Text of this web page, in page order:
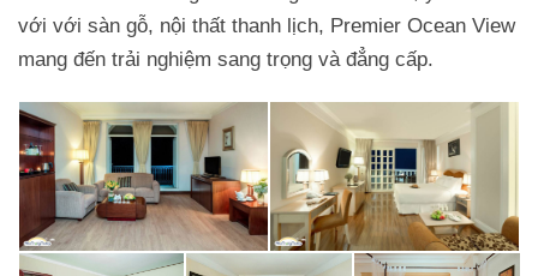
với với sàn gỗ, nội thất thanh lịch, Premier Ocean View
mang đến trải nghiệm sang trọng và đẳng cấp.